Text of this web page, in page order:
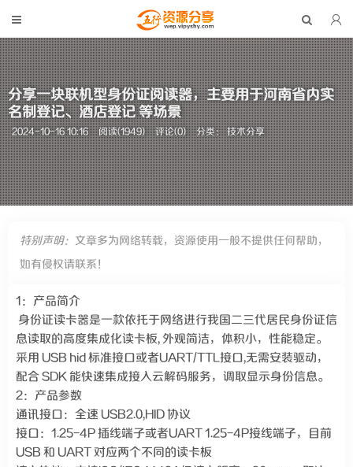
分享一块联机型身份证阅读器，主要用于河南省内实
名制登记、酒店登记 等场景
2024-10-16 10:16 阅读(1949) 评论(0) 分类：技术分享
特别声明： 文章多为网络转载，资源使用一般不提供任何帮助，
如有侵权请联系！
1：产品简介
身份证读卡器是一款依托于网络进行我国二三代居民身份证信
息读取的高度集成化读卡板, 外观简洁，体积小，性能稳定。
采用 USB hid 标准接口或者UART/TTL接口,无需安装驱动，
配合 SDK 能快速集成接入云解码服务，调取显示身份信息。
2：产品参数
通讯接口：全速 USB2.0,HID 协议
接口：1.25-4P 插线端子或者UART 1.25-4P接线端子，目前
USB 和 UART 对应两个不同的读卡板